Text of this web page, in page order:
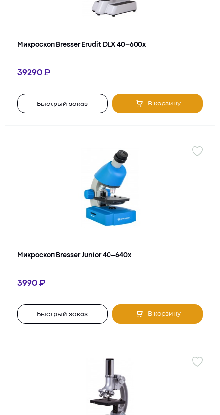
Микроскоп Bresser Erudit DLX 40–600x
39290
Быстрый заказ В корзину
Микроскоп Bresser Junior 40–640x
3990
Быстрый заказ В корзину